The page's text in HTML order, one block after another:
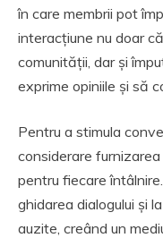
în care membrii pot
interacțiune nu doar
comunității, dar și
exprime opiniile și să
Pentru a stimula
considerare
pentru fiecare
ghidarea dialogului și
auzite, creând un